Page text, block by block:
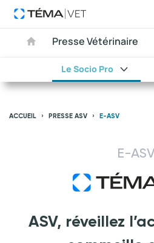
Presse Vétérinaire
Le Socio Pro
ACCUEIL PRESSE ASV E-ASV
E-
ASV, réveillez